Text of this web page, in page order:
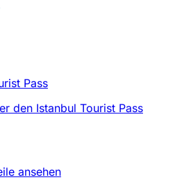
Pass
den Istanbul Tourist Pass
ansehen